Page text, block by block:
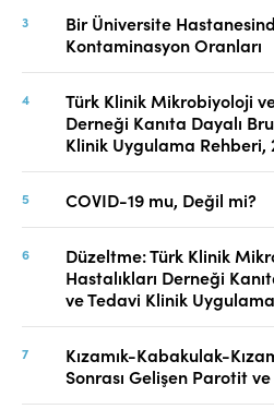
Bir Üniversite
Kontaminasyon Oranları
Türk Klinik Mikrobiyoloji
Derneği Kanıta Dayalı
Klinik Uygulama Rehberi,
COVID-19 mu, Değil mi?
Düzeltme: Türk Klinik
Hastalıkları Derneği
ve Tedavi Klinik
Kızamık-Kabakulak-
Sonrası Gelişen Parotit